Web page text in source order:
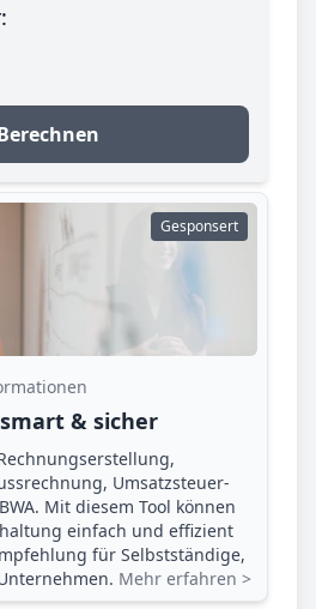
Gesponsert
& sicher
Umsatzsteuer­
Mit diesem Tool können
einfach und effizient
für Selbstständige,
Mehr erfahren >